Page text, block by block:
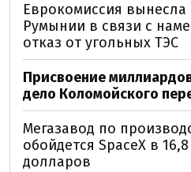
Еврокомиссия
Румынии в связи с
отказ от угольных ТЭС
Присвоение
дело Коломойского
Мегазавод по
обойдется SpaceX в
долларов